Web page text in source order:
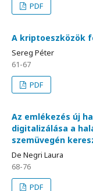
PDF
A kriptoeszközök
Sereg Péter
61-67
PDF
Az emlékezés új
digitalizálása a
szemüvegén
De Negri Laura
68-76
PDF